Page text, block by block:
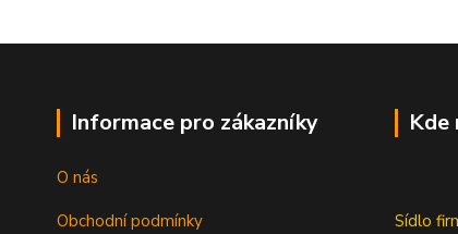
Informace pro zákazníky
O nás
Obchodní podmínky
Kde
Sídlo